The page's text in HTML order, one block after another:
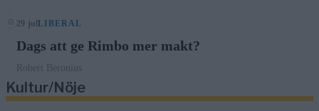
29 julLIBERAL
Dags att ge Rimbo mer makt?
Robert Beronius
Kultur/Nöje